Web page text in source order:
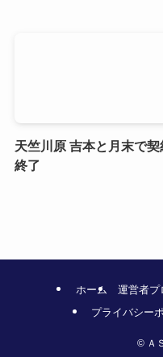
天竺川原 吉本と月末で契
終了
ホーム 運営者プ
プライバシー
© Ａ